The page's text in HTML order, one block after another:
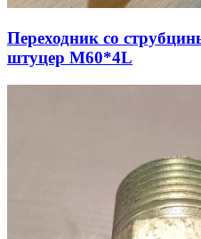
Переходник со
штуцер М60*4L